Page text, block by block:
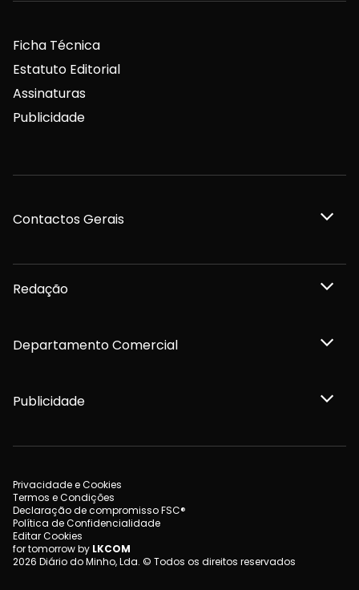
Ficha Técnica
Estatuto Editorial
Assinaturas
Publicidade
Contactos Gerais
Redação
Departamento Comercial
Publicidade
Privacidade e Cookies
Termos e Condições
Declaração de compromisso FSC®
Política de Confidencialidade
Editar Cookies
for tomorrow by LKCOM
2026 Diário do Minho, Lda. © Todos os direitos reservados